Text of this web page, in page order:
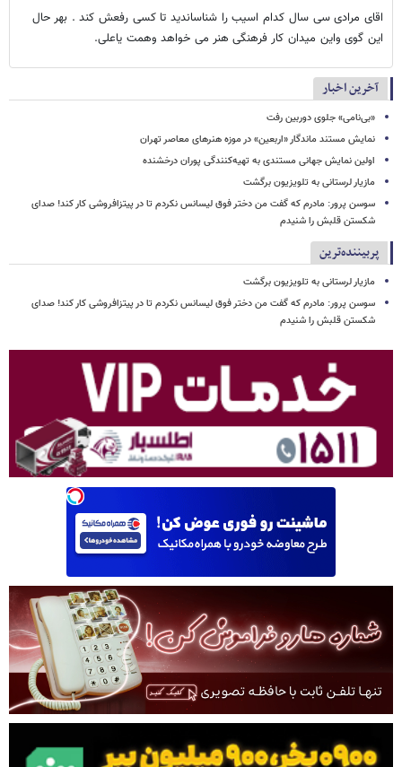
اقای مرادی سی سال کدام اسیب را شناساندید تا کسی رفعش کند . بهر حال
این گوی واین میدان کار فرهنگی هنر می خواهد وهمت یاعلی.
آخرین اخبار
«بی‌نامی» جلوی دوربین رفت
نمایش مستند ماندگار «اربعین» در موزه هنرهای معاصر تهران
اولین نمایش جهانی مستندی به تهیه‌کنندگی پوران درخشنده
مازیار لرستانی به تلویزیون برگشت
سوسن پرور: مادرم که گفت من دختر فوق‌ لیسانس نکردم تا در پیتزافروشی کار کند! صدای
شکستن قلبش را شنیدم
پربیننده‌ترین
مازیار لرستانی به تلویزیون برگشت
سوسن پرور: مادرم که گفت من دختر فوق‌ لیسانس نکردم تا در پیتزافروشی کار کند! صدای
شکستن قلبش را شنیدم